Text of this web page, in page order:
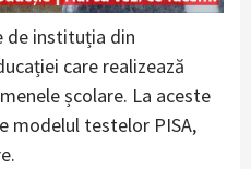
de instituția din
care realizează
școlare. La aceste
modelul testelor PISA,